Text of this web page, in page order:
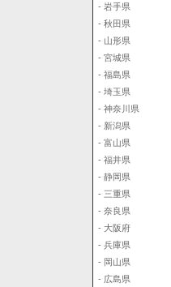
- 岩手県
- 秋田県
- 山形県
- 宮城県
- 福島県
- 埼玉県
- 神奈川県
- 新潟県
- 富山県
- 福井県
- 静岡県
- 三重県
- 奈良県
- 大阪府
- 兵庫県
- 岡山県
- 広島県